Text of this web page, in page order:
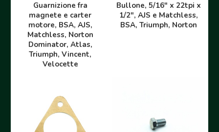
Guarnizione fra
magnete e carter
motore, BSA, AJS,
Matchless, Norton
Dominator, Atlas,
Triumph, Vincent,
Velocette
Bullone, 5/16" x 22tpi x
1/2", AJS e Matchless,
BSA, Triumph, Norton